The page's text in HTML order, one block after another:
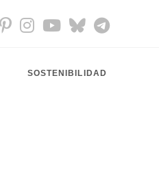
SOSTENIBILIDAD